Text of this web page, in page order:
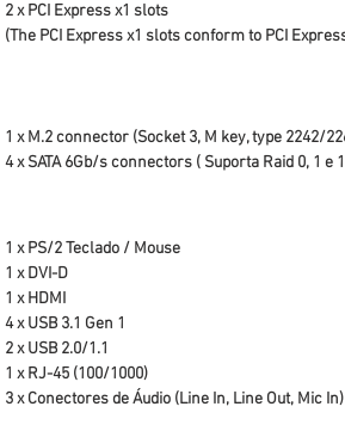
2 x PCI Express x1 slots
(The PCI Express x1 slots conform to PCI
1 x M.2 connector (Socket 3, M key, type 2242/
4 x SATA 6Gb/s connectors ( Suporta Raid 0, 1 e
1 x PS/2 Teclado / Mouse
1 x DVI-D
1 x HDMI
4 x USB 3.1 Gen 1
2 x USB 2.0/1.1
1 x RJ-45 (100/1000)
3 x Conectores de Áudio (Line In, Line Out, Mic In)